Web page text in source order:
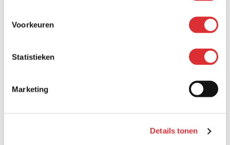
Voorkeuren
Statistieken
Marketing
Details tonen
Techniek Nederland is de ondernemersvereniging van